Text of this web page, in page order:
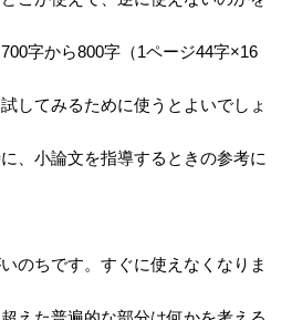
字から800字（1ページ44字×16
してみるために使うとよいでしょ
、小論文を指導するときの参考に
のちです。すぐに使えなくなりま